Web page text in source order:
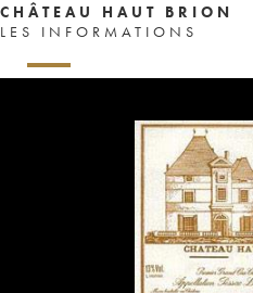
CHÂTEAU HAUT BRION
LES INFORMATIONS